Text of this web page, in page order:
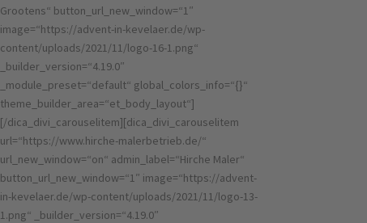
Grootens“ button_url_new_window=“1″
image=“https://advent-in-kevelaer.de/wp-
content/uploads/2021/11/logo-16-1.png“
_builder_version=“4.19.0″
_module_preset=“default“ global_colors_info=“{}“
theme_builder_area=“et_body_layout“]
[/dica_divi_carouselitem][dica_divi_carouselitem
url=“https://www.hirche-malerbetrieb.de/“
url_new_window=“on“ admin_label=“Hirche Maler“
button_url_new_window=“1″ image=“https://advent-
in-kevelaer.de/wp-content/uploads/2021/11/logo-13-
1.png“ _builder_version=“4.19.0″